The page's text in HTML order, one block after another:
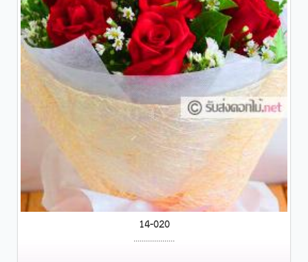
14-020
....................